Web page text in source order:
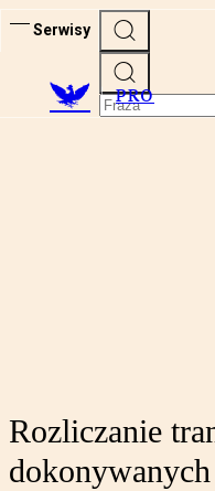
Serwisy
PRO
Rozliczanie
dokonywanych